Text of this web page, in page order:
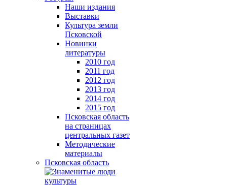
Наши издания
Выставки
Культура земли
Псковской
Новинки
литературы
2010 год
2011 год
2012 год
2013 год
2014 год
2015 год
Псковская область
на страницах
центральных газет
Методические
материалы
Псковская область